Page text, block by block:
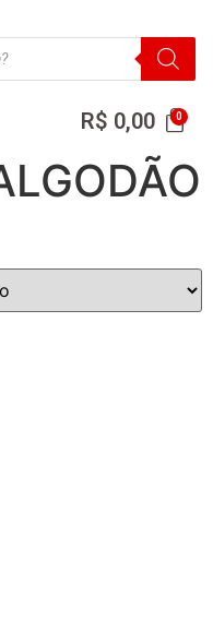
R$ 0,00